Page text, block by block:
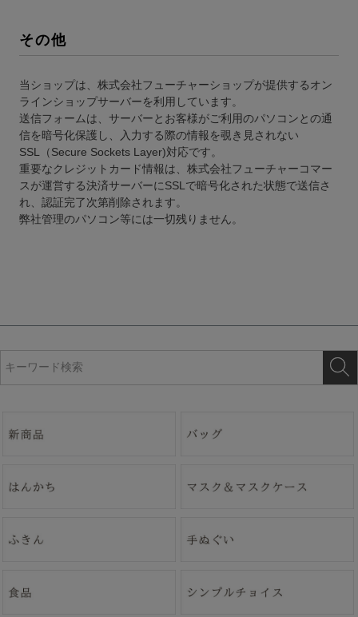
その他
当ショップは、株式会社フューチャーショップが提供するオン
ラインショップサーバーを利用しています。
送信フォームは、サーバーとお客様がご利用のパソコンとの通
信を暗号化保護し、入力する際の情報を覗き見されない
SSL（Secure Sockets Layer)対応です。
重要なクレジットカード情報は、株式会社フューチャーコマー
スが運営する決済サーバーにSSLで暗号化された状態で送信さ
れ、認証完了次第削除されます。
弊社管理のパソコン等には一切残りません。